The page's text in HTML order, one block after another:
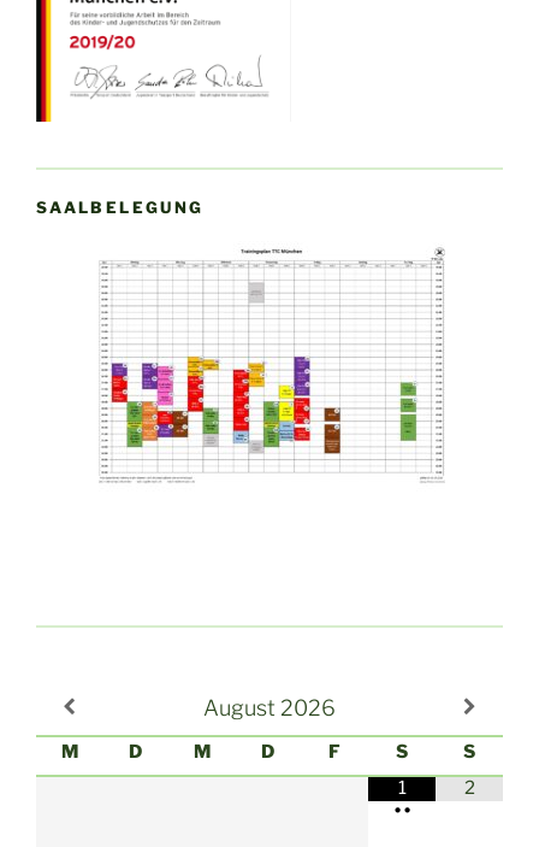
SAALBELEGUNG
August 2026
M D M D F S
S
1
••
2